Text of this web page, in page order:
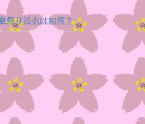
祭り浴衣は如何？